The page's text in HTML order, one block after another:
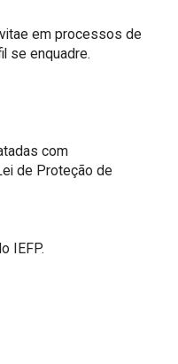
em processos de
se enquadre.
com
de Proteção de
IEFP.